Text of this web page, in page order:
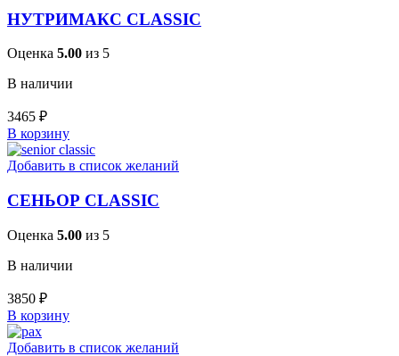
НУТРИМАКС CLASSIC
Оценка 5.00 из 5
В наличии
3465 ₽
В корзину
Добавить в список желаний
СЕНЬОР CLASSIC
Оценка 5.00 из 5
В наличии
3850 ₽
В корзину
Добавить в список желаний